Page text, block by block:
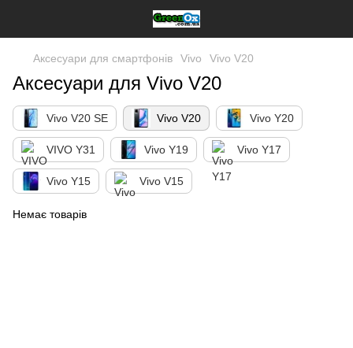
Аксесуари для смартфонів Vivo Vivo V20
Аксесуари для Vivo V20
Vivo V20 SE Vivo V20 Vivo Y20
VIVO Y31 Vivo Y19 Vivo Y17
Vivo Y15 Vivo V15
Немає товарів